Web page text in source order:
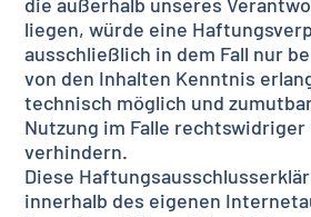
liegen, würde eine
ausschließlich in dem Fall nur
von den Inhalten Kenntnis
technisch möglich und
Nutzung im Falle rechtswidriger
verhindern.
Diese
innerhalb des eigenen